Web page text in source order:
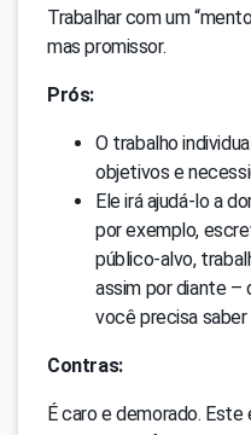
Trabalhar com um
mas promissor.
Prós:
O trabalho
objetivos e
Ele irá ajudá-lo a
por exemplo,
público-alvo,
assim por diante –
você precisa saber
Contras:
É caro e demorado.